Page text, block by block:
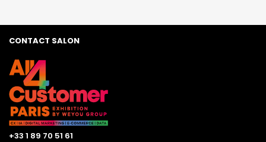
CONTACT SALON
+33 1 89 70 51 61